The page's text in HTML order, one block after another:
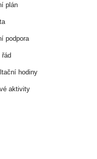
plán
podpora
hodiny
aktivity